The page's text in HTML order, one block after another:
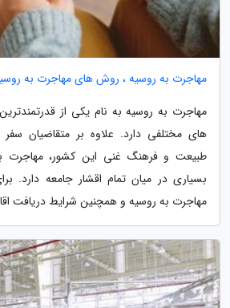
مهاجرت به روسیه ، روش های مهاجرت به
مهاجرت به روسیه به نام یکی از
های مختلفی دارد. علاوه بر متقاضیان
طبیعت و فرهنگ غنی این کشور، مهاجرت
بسیاری در میان تمام اقشار جامعه دارد.
مهاجرت به روسیه و همچنین شرایط دریافت